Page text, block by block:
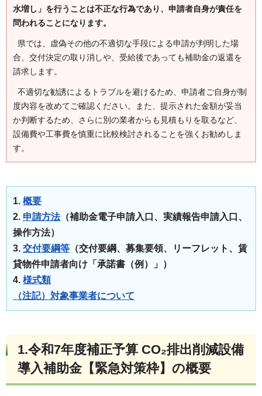
水増し」を行うことは不正な行為であり、 申請者自身が責任を
問われることになります。
県では、虚偽その他の不適切な手段による申請が判明した場
合、交付決定の取り消しや、受給後であっても補助金の返還を
請求します。
不適切な勧誘によるトラブルを避けるため、申請者ご自身が制
度内容を改めてご確認ください。また、提示された金額が妥当
か判断するため、さらに別の業者からも見積もりを取るなど、
設備費や工事費を慎重に比較検討されることを強くお勧めしま
す。
1. 概要
2. 申請方法 （補助金電子申請入口、実績報告申請入口、
操作方法）
3. 交付要綱等 （交付要綱、募集要領、リーフレット、賃
貸物件申請者向け「承諾書（例）」）
4. 様式類
（注記）対象事業者について
1.令和7年度補正予算 CO₂排出削減設備
導入補助金【緊急対策枠】の概要